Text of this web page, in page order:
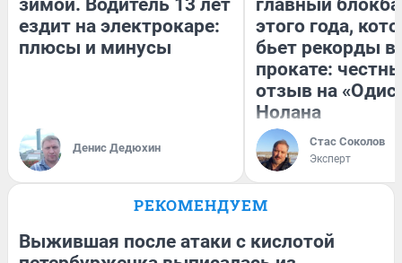
ездит на электрокаре:
плюсы и минусы
Денис Дедюхин
этого года,
бьет рекорды в
прокате:
отзыв на
Нолана
Стас Соколов
Эксперт
РЕКОМЕНДУЕМ
Выжившая после атаки с кислотой